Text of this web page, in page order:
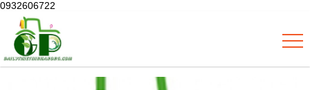
0932606722